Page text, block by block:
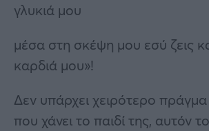
γλυκιά μου
μέσα στη σκέψη μου εσύ ζεις
καρδιά μου»!
Δεν υπάρχει χειρότερο
που χάνει το παιδί της, αυτόν